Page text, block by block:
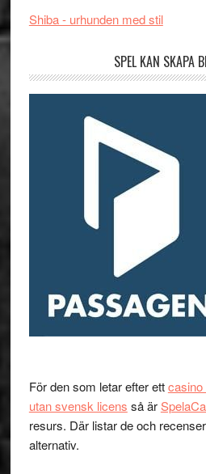
Shiba - urhunden med stil
SPEL KAN SKAPA
För den som letar efter ettcasino
utan svensk licens så är
resurs. Där listar de och
alternativ.